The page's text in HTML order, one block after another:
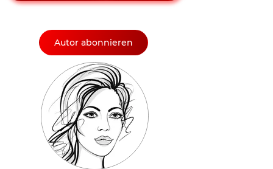
Autor abonnieren